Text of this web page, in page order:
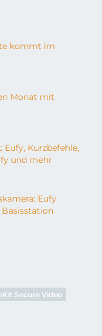
kommt im
Monat mit
Kurzbefehle,
und mehr
Eufy
Secure Video